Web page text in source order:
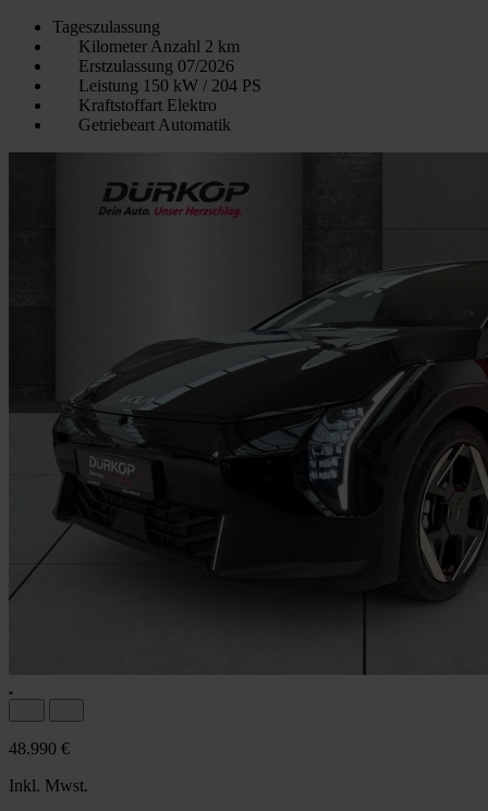
Tageszulassung
Kilometer Anzahl 2 km
Erstzulassung 07/2026
Leistung 150 kW / 204 PS
Kraftstoffart Elektro
Getriebeart Automatik
48.990 €
Inkl. Mwst.